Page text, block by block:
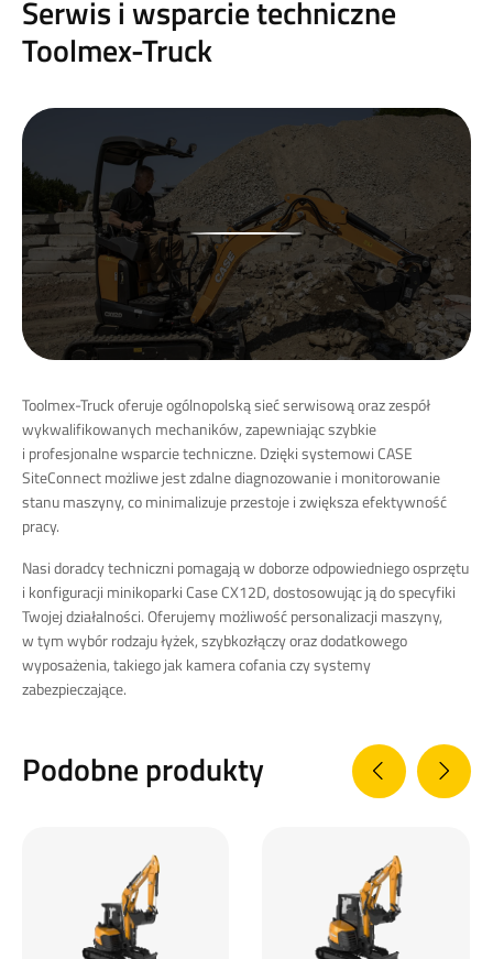
Serwis i wsparcie techniczne
Toolmex-Truck
Toolmex-Truck oferuje ogólnopolską sieć serwisową oraz zespół
wykwalifikowanych mechaników, zapewniając szybkie
i profesjonalne wsparcie techniczne. Dzięki systemowi CASE
SiteConnect możliwe jest zdalne diagnozowanie i monitorowanie
stanu maszyny, co minimalizuje przestoje i zwiększa efektywność
pracy.
Nasi doradcy techniczni pomagają w doborze odpowiedniego osprzętu
i konfiguracji minikoparki Case CX12D, dostosowując ją do specyfiki
Twojej działalności.Oferujemy możliwość personalizacji maszyny,
w tym wybór rodzaju łyżek, szybkozłączy oraz dodatkowego
wyposażenia, takiego jak kamera cofania czy systemy
zabezpieczające.
Podobne produkty